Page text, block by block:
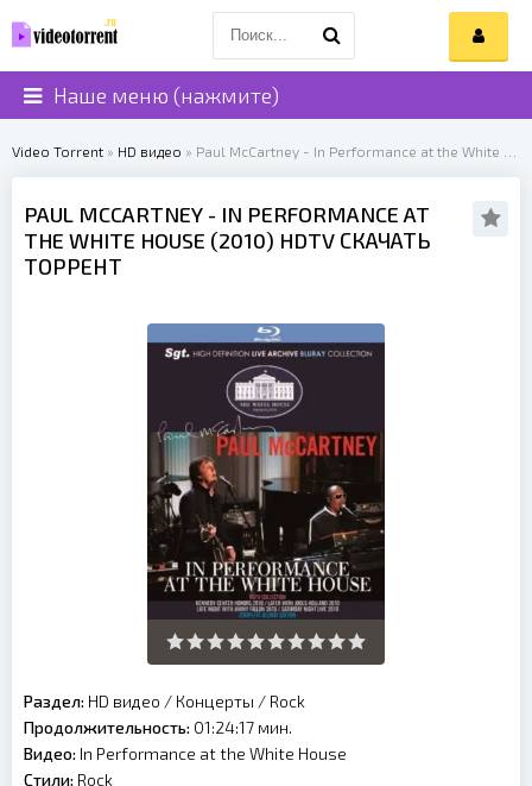
Наше меню (нажмите)
Video Torrent » HD видео » Paul McCartney - In Performance at the White House (2010)
PAUL MCCARTNEY - IN PERFORMANCE AT
THE WHITE HOUSE (2010) HDTV СКАЧАТЬ
ТОРРЕНТ
Раздел: HD видео / Концерты / Rock
Продолжительность: 01:24:17 мин.
Видео: In Performance at the White House
Стили: Rock